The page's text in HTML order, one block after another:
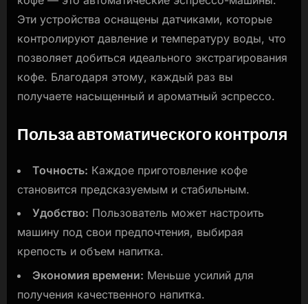
Эти устройства оснащены датчиками, которые
контролируют давление и температуру воды, что
позволяет добиться идеального экстрагирования
кофе. Благодаря этому, каждый раз вы
получаете насыщенный и ароматный эспрессо.
Польза автоматического контроля
Точность: Каждое приготовление кофе
становится предсказуемым и стабильным.
Удобство: Пользователь может настроить
машину под свои предпочтения, выбирая
крепость и объем напитка.
Экономия времени: Меньше усилий для
получения качественного напитка.